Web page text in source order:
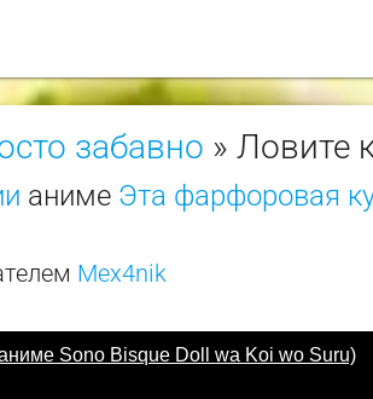
забавно » Ловите
аниме Эта фарфоровая
Mex4nik